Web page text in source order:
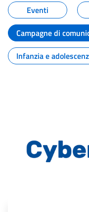
Eventi
Campagne di
Infanzia e